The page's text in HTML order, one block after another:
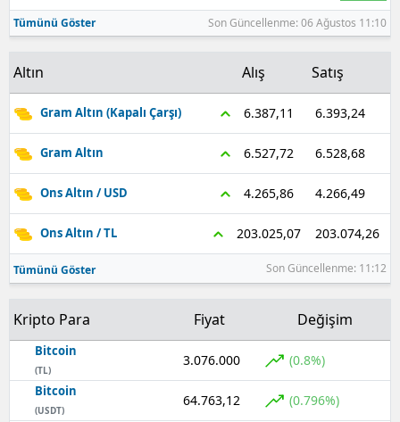
Tümünü Göster Son Güncellenme: 06 Ağustos 11:10
Altın Alış Satış
Gram Altın (Kapalı Çarşı) 6.387,11 6.393,24
Gram Altın 6.527,72 6.528,68
Ons Altın / USD 4.265,86 4.266,49
Ons Altın / TL 203.025,07 203.074,26
Tümünü Göster Son Güncellenme: 11:12
Kripto Para Fiyat Değişim
Bitcoin
(TL)
3.076.000 (0.8%)
Bitcoin
(USDT)
64.763,12 (0.796%)